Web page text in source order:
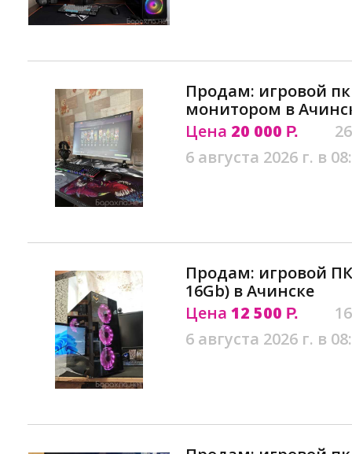
Продам: игровой
монитором в
Цена 20 000 Р.
6 августа 2026 г. в
Продам: игровой ПК
16Gb) в Ачинске
Цена 12 500 Р.
6 августа 2026 г. в